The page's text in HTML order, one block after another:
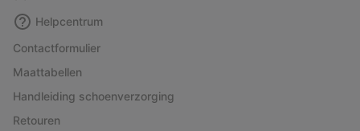
Helpcentrum
Contactformulier
Maattabellen
Handleiding schoenverzorging
Retouren